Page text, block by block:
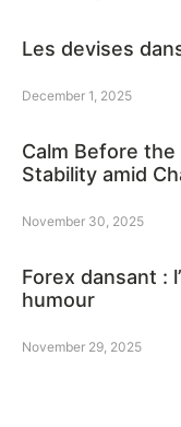
Les devises
December 1, 2025
Calm Before
Stability amid
November 30, 2025
Forex dansant :
humour
November 29, 2025